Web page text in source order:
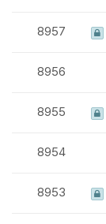
8957
8956
8955
8954
8953